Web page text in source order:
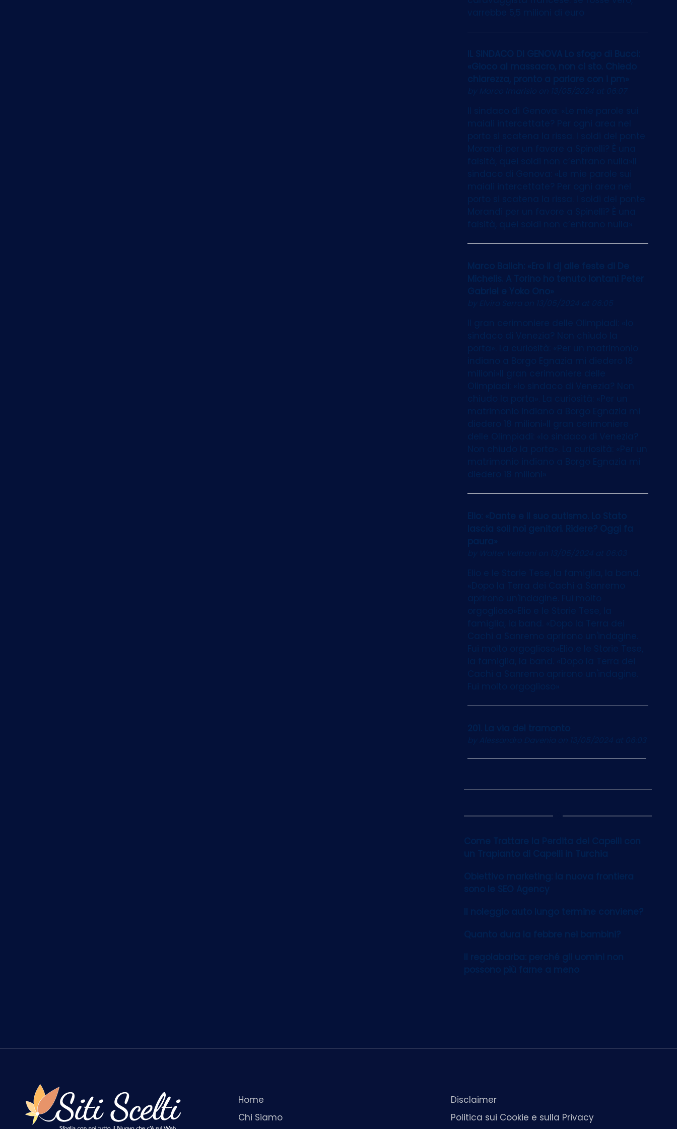
varrebbe 5,5 milioni di euro
IL SINDACO DI GENOVA Lo sfogo di Bucci:
«Gioco al massacro, non ci sto. Chiedo
chiarezza, pronto a parlare con i pm»
by Marco Imarisioon 13/05/2024 at 06:07
Il sindaco di Genova: «Le mie parole sui
maiali intercettate? Per ogni area nel
porto si scatena la rissa. I soldi del ponte
Morandi per un favore a Spinelli? È una
falsità, quei soldi non c’entrano nulla»Il
sindaco di Genova: «Le mie parole sui
maiali intercettate? Per ogni area nel
porto si scatena la rissa. I soldi del ponte
Morandi per un favore a Spinelli? È una
falsità, quei soldi non c’entrano nulla»
Marco Balich: «Ero il dj alle feste di De
Michelis. A Torino ho tenuto lontani Peter
Gabriel e Yoko Ono»
by Elvira Serra on 13/05/2024 at 06:05
Il gran cerimoniere delle Olimpiadi: «Io
sindaco di Venezia? Non chiudo la
porta». La curiosità: «Per un matrimonio
indiano a Borgo Egnazia mi diedero 18
milioni»Il gran cerimoniere delle
Olimpiadi: «Io sindaco di Venezia? Non
chiudo la porta». La curiosità: «Per un
matrimonio indiano a Borgo Egnazia mi
diedero 18 milioni»Il gran cerimoniere
delle Olimpiadi: «Io sindaco di Venezia?
Non chiudo la porta». La curiosità: «Per un
matrimonio indiano a Borgo Egnazia mi
diedero 18 milioni»
Elio: «Dante e il suo autismo. Lo Stato
lascia soli noi genitori. Ridere? Oggi fa
paura»
by Walter Veltronion 13/05/2024 at 06:03
Elio e le Storie Tese, la famiglia, la band.
«Dopo la Terra dei Cachi a Sanremo
aprirono un'indagine. Fui molto
orgoglioso»Elio e le Storie Tese, la
famiglia, la band. «Dopo la Terra dei
Cachi a Sanremo aprirono un'indagine.
Fui molto orgoglioso»Elio e le Storie Tese,
la famiglia, la band. «Dopo la Terra dei
Cachi a Sanremo aprirono un'indagine.
Fui molto orgoglioso»
201. La via del tramonto
by Alessandro Davenia on 13/05/2024 at 06:03
12
Come Trattare la Perdita dei Capelli con
un Trapianto di Capelli in Turchia
Obiettivo marketing: la nuova frontiera
sono le SEO Agency
Il noleggio auto lungo termine conviene?
Quanto dura la febbre nei bambini?
Il regolabarba: perché gli uomini non
possono più farne a meno
Home
Chi Siamo
Disclaimer
Politica sui Cookie e sulla Privacy